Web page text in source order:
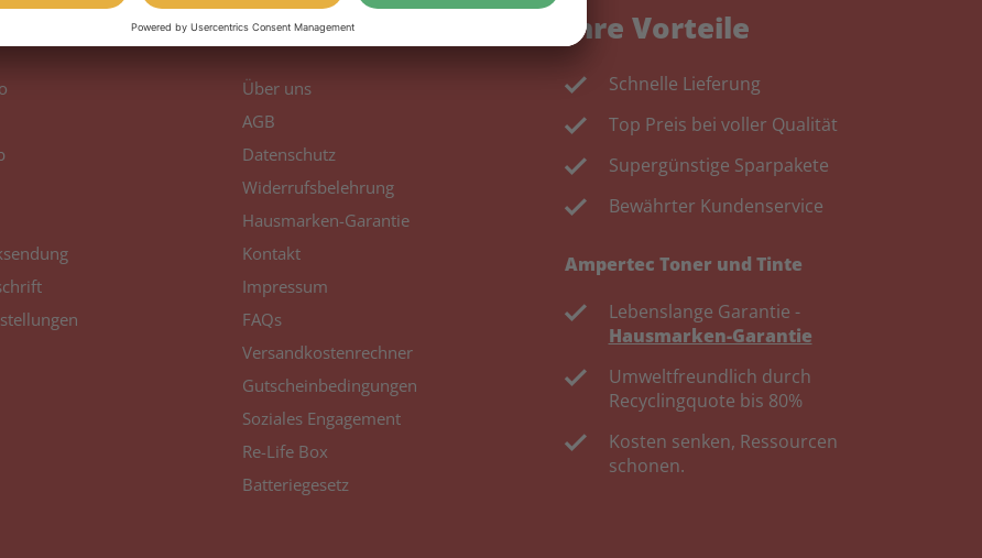
Information
Über uns
AGB
Datenschutz
Widerrufsbelehrung
Hausmarken-Garantie
Kontakt
Impressum
FAQs
Versandkostenrechner
Gutscheinbedingungen
Soziales Engagement
Re-Life Box
Batteriegesetz
Ihre Vorteile
Schnelle Lieferung
Top Preis bei voller Qualität
Supergünstige Sparpakete
Bewährter Kundenservice
Ampertec Toner und Tinte
Lebenslange Garantie -
Hausmarken-Garantie
Umweltfreundlich durch
Recyclingquote bis 80%
Kosten senken, Ressourcen
schonen.